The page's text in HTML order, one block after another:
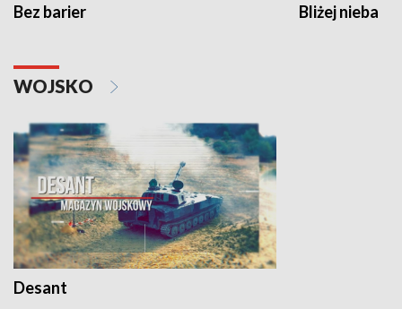
Bez barier Bliżej nieba
WOJSKO
Desant